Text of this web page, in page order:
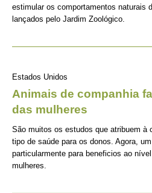
estimular os comportamentos naturais
lançados pelo Jardim Zoológico.
Estados Unidos
Animais de companhia
das mulheres
São muitos os estudos que atribuem à
tipo de saúde para os donos. Agora,
particularmente para beneficios ao
mulheres.